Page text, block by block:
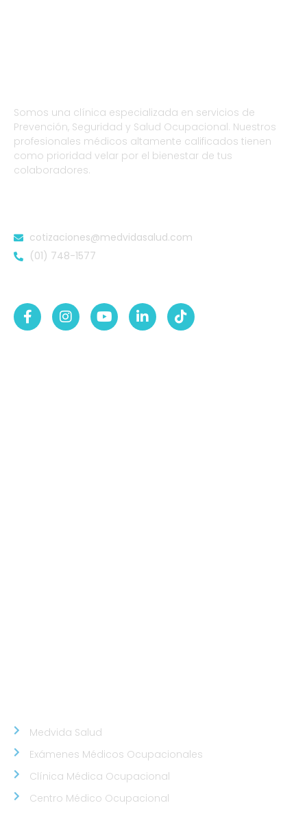
Somos una clínica especializada en servicios de
Prevención, Seguridad y Salud Ocupacional. Nuestros
profesionales médicos altamente calificados tienen
como prioridad velar por el bienestar de tus
colaboradores.
cotizaciones@medvidasalud.com
(01) 748-1577
Medvida Salud
Exámenes Médicos Ocupacionales
Clínica Médica Ocupacional
Centro Médico Ocupacional